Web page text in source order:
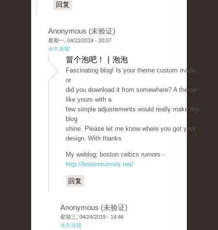
回复
Anonymous (未验证)
星期一, 04/22/2019 - 20:07
永久连接
冒个泡吧！ | 泡泡
Fascinating blog! Is your theme custom made
or
did you download it from somewhere? A theme
like yours with a
few simple adjustements would really make my
blog
shine. Please let me know where you got your
design. With thanks
My weblog; boston celtics rumors -
http://bostonrumors.net/
回复
Anonymous (未验证)
星期三, 04/24/2019 - 14:46
永久连接